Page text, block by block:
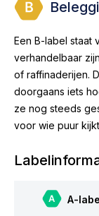
Een B-label
verhandelbaar
of raffinaderijen.
doorgaans iets
ze nog steeds
voor wie puur
A-